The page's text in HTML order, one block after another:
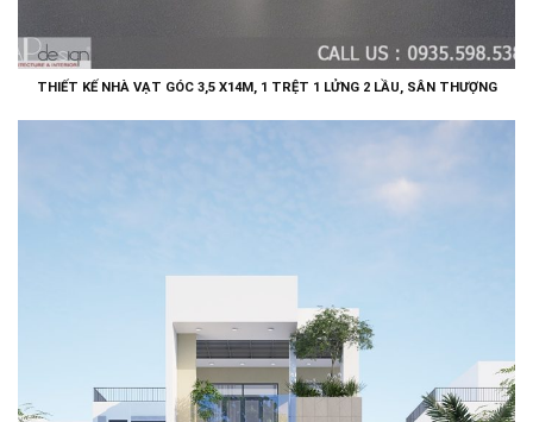
THIẾT KẾ NHÀ VẠT GÓC 3,5 X14M, 1 TRỆT 1 LỬNG 2 LẦU, SÂN THƯỢNG